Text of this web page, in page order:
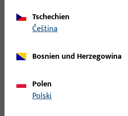
Einsatzsystem
Filter für Stulp
Tschechien
čeština
Bosnien und Herzegowina
Polen
Polski